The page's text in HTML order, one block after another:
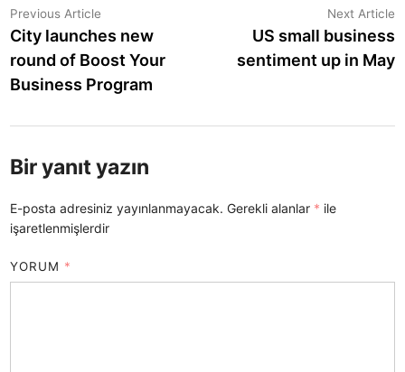
Yazı
gezinmesi
Previous Article
article:
City launches new
round of Boost Your
Business Program
Next Article
US small business
sentiment up in May
Bir yanıt yazın
E-posta adresiniz yayınlanmayacak. Gerekli alanlar * ile
işaretlenmişlerdir
YORUM *